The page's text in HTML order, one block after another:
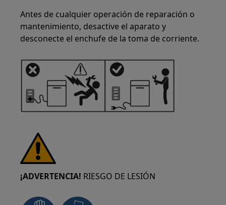
Antes de cualquier operación de reparación o
mantenimiento, desactive el aparato y
desconecte el enchufe de la toma de corriente.
¡ADVERTENCIA! RIESGO DE LESIÓN